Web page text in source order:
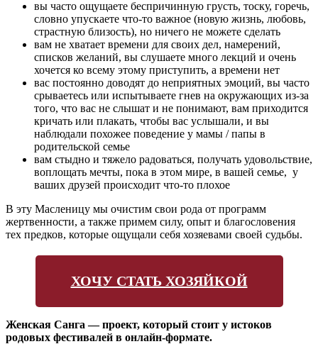
вы часто ощущаете беспричинную грусть, тоску, горечь,
словно упускаете что-то важное (новую жизнь, любовь,
страстную близость), но ничего не можете сделать
вам не хватает времени для своих дел, намерений,
списков желаний, вы слушаете много лекций и очень
хочется ко всему этому приступить, а времени нет
вас постоянно доводят до неприятных эмоций, вы часто
срываетесь или испытываете гнев на окружающих из-за
того, что вас не слышат и не понимают, вам приходится
кричать или плакать, чтобы вас услышали, и вы
наблюдали похожее поведение у мамы / папы в
родительской семье
вам стыдно и тяжело радоваться, получать удовольствие,
воплощать мечты, пока в этом мире, в вашей семье, у
ваших друзей происходит что-то плохое
В эту Масленицу мы очистим свои рода от программ
жертвенности, а также примем силу, опыт и благословения
тех предков, которые ощущали себя хозяевами своей судьбы.
ХОЧУ СТАТЬ ХОЗЯЙКОЙ
Женская Санга — проект, который стоит у истоков
родовых фестивалей в онлайн-формате.